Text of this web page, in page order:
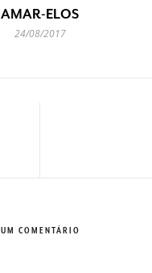
AMAR-ELOS
24/08/2017
UM COMENTÁRIO